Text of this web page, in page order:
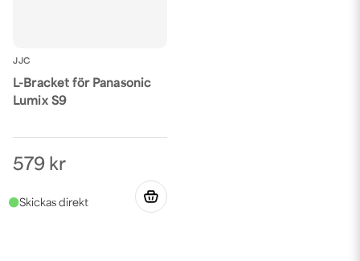
JJC
L-Bracket för Panasonic
Lumix S9
579 kr